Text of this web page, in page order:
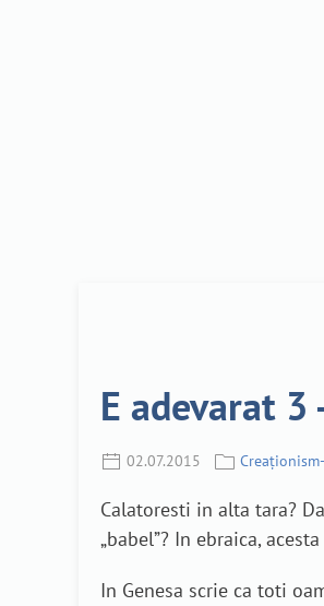
E adevarat
02.07.2015
Calatoresti in alta tara?
„babel”? In ebraica,
In Genesa scrie ca toti